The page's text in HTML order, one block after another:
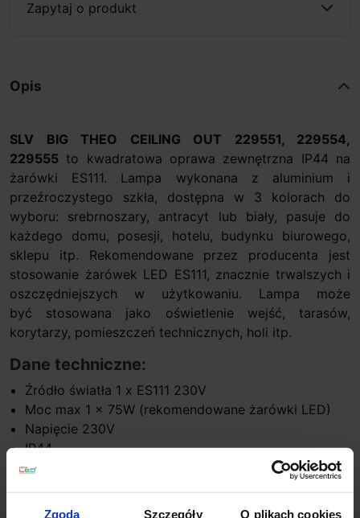
Zgoda Szczegóły O plikach cookies
Zapytaj o produkt
Opis
SLV BIG THEO CEILING OUT 229551, 229554,
229555 to kwadratowa oprawa zewnętrzna IP44 na
żarówki ES111. Lampa wykonana z aluminium i
przeźroczystego szkła, dostępna w 3 kolorach do
wyboru: srebrnoszary, antracyt lub biały, pasuje do
każdego domu, posesji, hotelu, budynku biurowego,
sklepu itp. Rekomendowane przez producenta jest
stosowanie żarówek LED ES111, znacznie trwalszych i
oszczędniejszych w użytkowaniu. Lampa może
być stosowana jako oświetlenie wejść, tarasów,
korytarzy, pomieszczeń technicznych, holi itp.
Dane techniczne:
Źródło światła 1 x ES111 230V
Moc max 1 x 75W (rekomendowane żarówki LED)
Napięcie 230V
IP44
Wymiary lampy 15cm x 13cm x 13cm
Materiał aluminium, szkło przeźroczyste